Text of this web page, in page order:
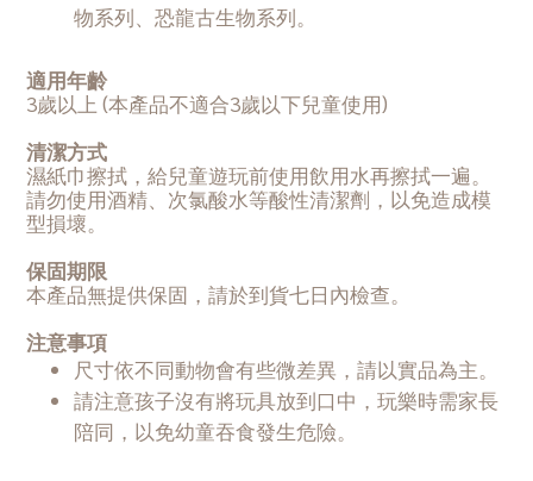
物系列、恐龍古生物系列。
適用年齡
3歲以上 (本產品不適合3歲以下兒童使用)
清潔方式
濕紙巾擦拭，給兒童遊玩前使用飲用水再擦拭一遍。
請勿使用酒精、次氯酸水等酸性清潔劑，以免造成模
型損壞。
保固期限
本產品無提供保固，請於到貨七日內檢查。
注意事項
尺寸依不同動物會有些微差異，請以實品為主。
請注意孩子沒有將玩具放到口中，玩樂時需家長
陪同，以免幼童吞食發生危險。